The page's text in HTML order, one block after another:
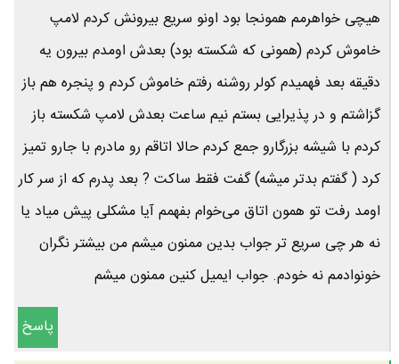
هیچی خواهرمم همونجا بود اونو سریع بیرونش کردم لامپ
خاموش کردم (همونی که شکسته بود) بعدش اومدم بیرون یه
دقیقه بعد فهمیدم کولر روشنه رفتم خاموش کردم و پنجره هم باز
گزاشتم و در پذیرایی بستم نیم ساعت بعدش لامپ شکسته باز
کردم با شیشه بزرگارو جمع کردم حالا اتاقم رو مادرم با جارو تمیز
کرد ( گفتم بدتر میشه) گفت فقط ساکت ? بعد پدرم که از سر کار
اومد رفت تو همون اتاق می‌خوام بفهمم آیا مشکلی پیش میاد یا
نه هر چی سریع تر جواب بدین ممنون میشم من بیشتر نگران
خونوادمم نه خودم. جواب ایمیل کنین ممنون میشم
پاسخ